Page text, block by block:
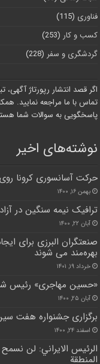
فناوری (115)
کسب و کار (253)
گردشگری و سفر (228)
اگر قصد انتشار رپورتاژ آگهی،
تماس با ما مراجعه نمایید.
پاسخگویی به سوالات شما
نوشته‌های اخیر
حرکت آسانسوری کرونا
بهمن ۱۶, ۱۴۰۰
ترافیک نیمه سنگین در
آبان ۲۲, ۱۴۰۰
صنعتگران البرزی برای
بهره‌مند می شوند
خرداد ۱۹, ۱۴۰۱
«حسین مهاجری» رئیس
آبان ۲۵, ۱۴۰۰
برگزاری جشنواره هفت
اسفند ۲۴, ۱۴۰۰
الرئيس الايراني: لن
المنطقة